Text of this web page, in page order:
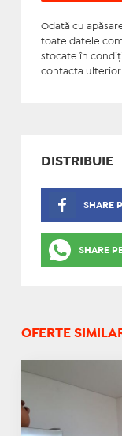
Odată cu
toate datele
stocate în
contacta ulterior.
DISTRIBUIE
SHARE
SHARE
OFERTE